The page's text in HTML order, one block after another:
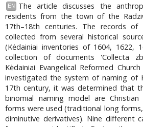
EN
The article discusses the
residents from the town of the
17th–18th centuries. The records of
collected from several historical
(Kėdainiai inventories of 1604, 1622,
collection of documents 'Collecta
Kėdainiai Evangelical Reformed
investigated the system of naming of
17th century, it was determined that
binomial naming model are
forms were used (traditional long
diminutive derivatives). Nine different